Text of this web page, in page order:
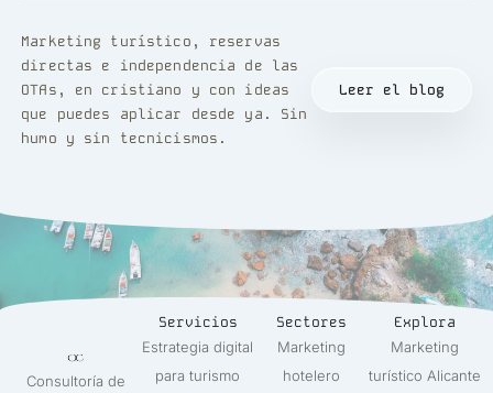
Marketing turístico, reservas
directas e independencia de las
OTAs, en cristiano y con ideas
que puedes aplicar desde ya. Sin
humo y sin tecnicismos.
Leer el blog
Consultoría de
Servicios
Estrategia digital
para turismo
Sectores
Marketing
hotelero
Explora
Marketing
turístico Alicante